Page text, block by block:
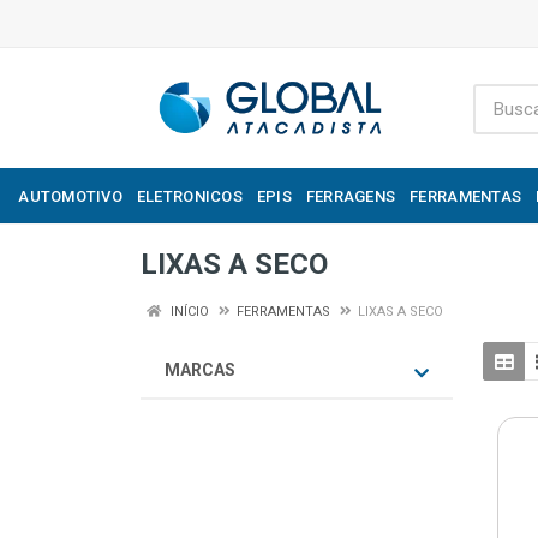
AUTOMOTIVO ELETRONICOS EPIS FERRAGENS FERRAMENTAS
LIXAS A SECO
INÍCIO FERRAMENTAS LIXAS A SECO
MARCAS